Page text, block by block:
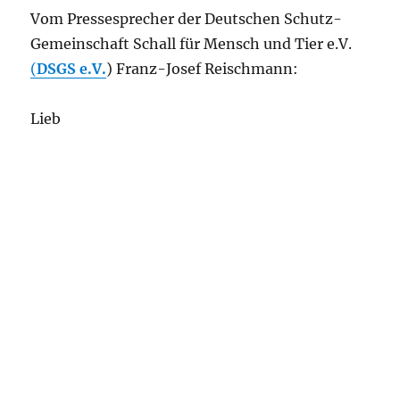
Vom Pressesprecher der Deutschen Schutz-
Gemeinschaft Schall für Mensch und Tier e.V.
(DSGS e.V.) Franz-Josef Reischmann:
Lieb